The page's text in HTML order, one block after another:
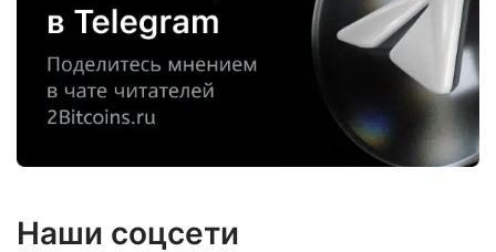
Наши соцсети